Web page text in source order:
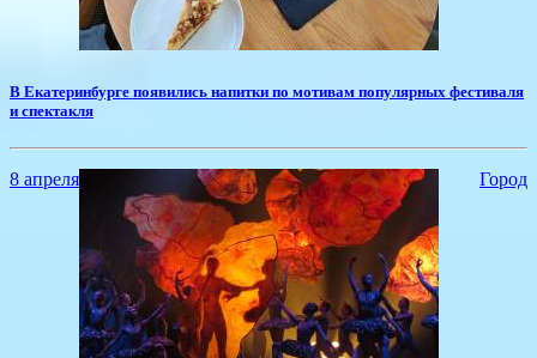
В Екатеринбурге появились напитки по мотивам популярных фестиваля
и спектакля
8 апреля Город